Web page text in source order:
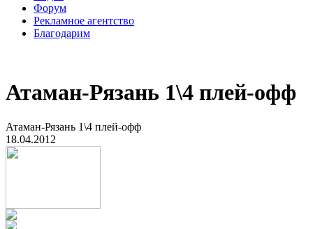
Форум
Рекламное агентство
Благодарим
Атаман-Рязань 1\4 плей-офф
Атаман-Рязань 1\4 плей-офф
18.04.2012